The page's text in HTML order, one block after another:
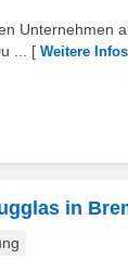
Unternehmen
...
[ Weitere Infos
in